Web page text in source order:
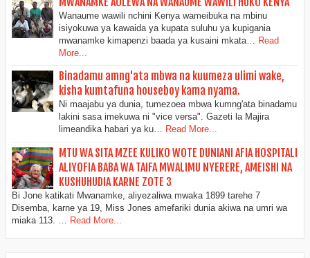
Wanaume wawili nchini Kenya wameibuka na mbinu
isiyokuwa ya kawaida ya kupata suluhu ya kupigania
mwanamke kimapenzi baada ya kusaini mkata… Read
More...
Binadamu amng'ata mbwa na kuumeza ulimi wake,
kisha kumtafuna houseboy kama nyama.
Ni maajabu ya dunia, tumezoea mbwa kumng'ata binadamu
lakini sasa imekuwa ni "vice versa". Gazeti la Majira
limeandika habari ya ku… Read More...
MTU WA SITA MZEE KULIKO WOTE DUNIANI AFIA HOSPITALI
ALIYOFIA BABA WA TAIFA MWALIMU NYERERE, AMEISHI NA
KUSHUHUDIA KARNE ZOTE 3
Bi Jone katikati Mwanamke, aliyezaliwa mwaka 1899 tarehe 7
Disemba, karne ya 19, Miss Jones amefariki dunia akiwa na umri wa
miaka 113. …
Read More...